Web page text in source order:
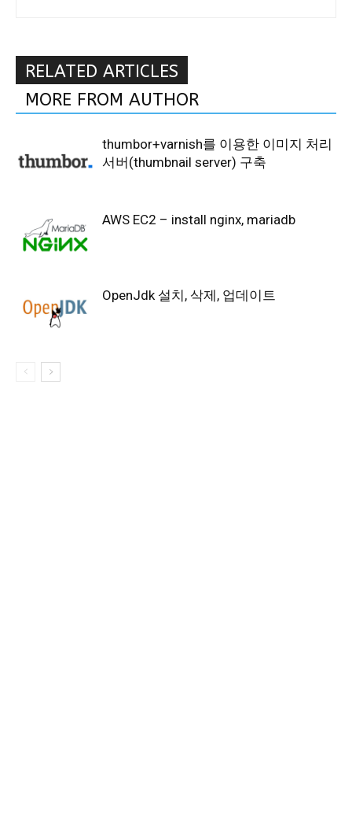
RELATED ARTICLES
MORE FROM AUTHOR
thumbor+varnish를 이용한 이미지 처리
서버(thumbnail server) 구축
AWS EC2 – install nginx, mariadb
OpenJdk 설치, 삭제, 업데이트